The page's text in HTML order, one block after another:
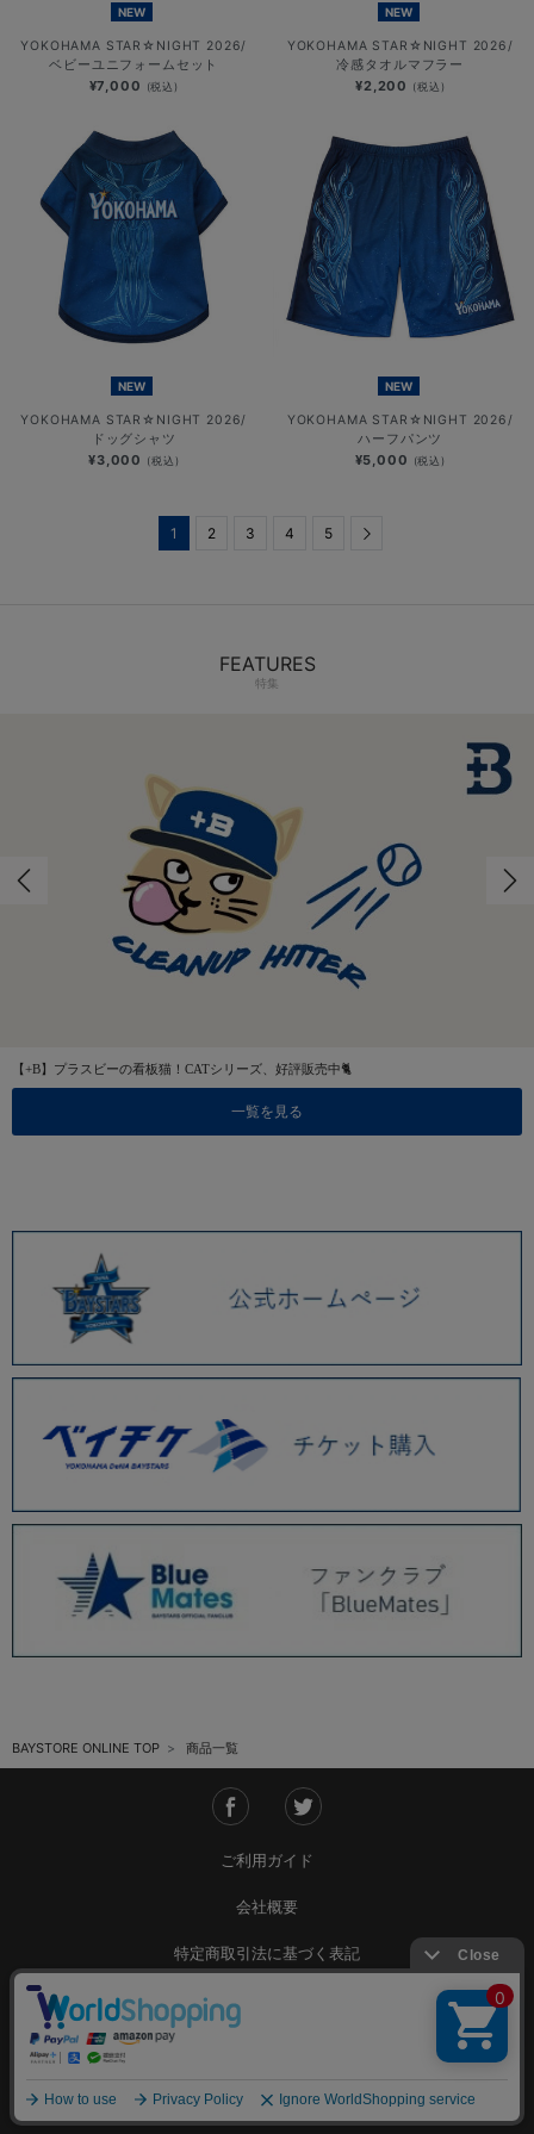
NEW
YOKOHAMA STAR☆NIGHT 2026/
ベビーユニフォームセット
¥7,000 (税込)
NEW
YOKOHAMA STAR☆NIGHT 2026/
冷感タオルマフラー
¥2,200 (税込)
NEW
YOKOHAMA STAR☆NIGHT 2026/
ドッグシャツ
¥3,000 (税込)
NEW
YOKOHAMA STAR☆NIGHT 2026/
ハーフパンツ
¥5,000 (税込)
1 2 3 4 5
FEATURES
特集
【+B】プラスビーの看板猫！CATシリーズ、好評販売中🐈
一覧を見る
BAYSTORE ONLINE TOP 商品一覧
ご利用ガイド
会社概要
特定商取引法に基づく表記
ご利用規約
Copyright © YOKOHAMA DeNA BAYSTARS All Rights Reserved.